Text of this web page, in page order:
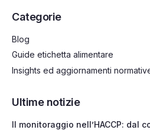
Categorie
Blog
Guide etichetta alimentare
Insights ed aggiornamenti
Ultime notizie
Il monitoraggio nell’HACCP: dal